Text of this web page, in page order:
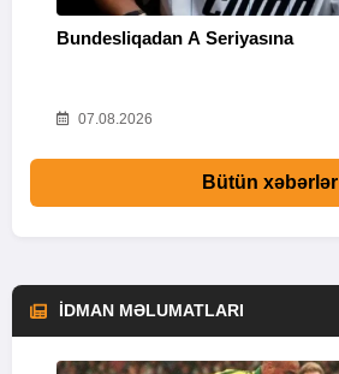
Bundesliqadan A Seriyasına
07.08.2026
Bütün xəbərlər
İDMAN MƏLUMATLARI